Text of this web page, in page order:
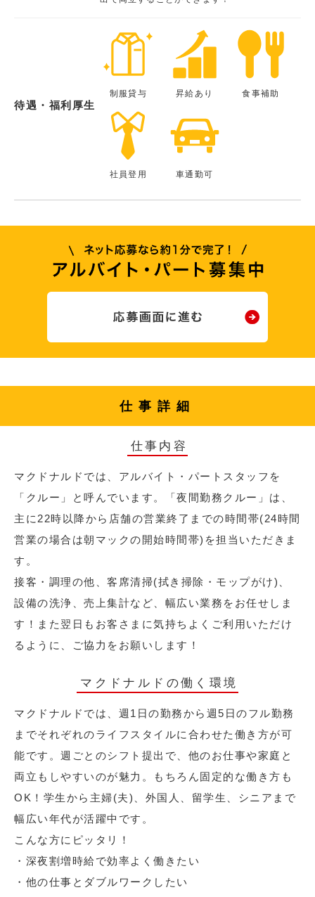
待遇・福利厚生
制服貸与 昇給あり 食事補助
社員登用 車通勤可
仕事詳細
仕事内容
マクドナルドでは、アルバイト・パートスタッフを
「クルー」と呼んでいます。「夜間勤務クルー」は、
主に22時以降から店舗の営業終了までの時間帯(24時間
営業の場合は朝マックの開始時間帯)を担当いただきま
す。
接客・調理の他、客席清掃(拭き掃除・モップがけ)、
設備の洗浄、売上集計など、幅広い業務をお任せしま
す！また翌日もお客さまに気持ちよくご利用いただけ
るように、ご協力をお願いします！
マクドナルドの働く環境
マクドナルドでは、週1日の勤務から週5日のフル勤務
までそれぞれのライフスタイルに合わせた働き方が可
能です。週ごとのシフト提出で、他のお仕事や家庭と
両立もしやすいのが魅力。もちろん固定的な働き方も
OK！学生から主婦(夫)、外国人、留学生、シニアまで
幅広い年代が活躍中です。
こんな方にピッタリ！
・深夜割増時給で効率よく働きたい
・他の仕事とダブルワークしたい